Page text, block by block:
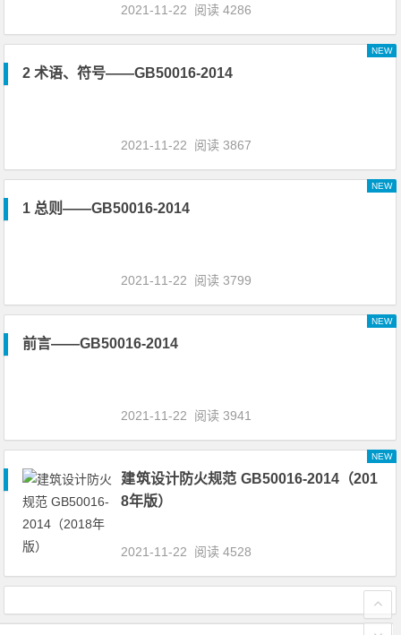
2021-11-22 阅读 4286
2 术语、符号——GB50016-2014
NEW
2021-11-22 阅读 3867
1 总则——GB50016-2014
NEW
2021-11-22 阅读 3799
前言——GB50016-2014
NEW
2021-11-22 阅读 3941
建筑设计防火规范 GB50016-2014（201
8年版）
NEW
2021-11-22 阅读 4528